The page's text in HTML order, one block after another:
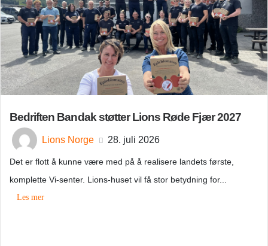
Bedriften Bandak støtter Lions Røde Fjær 2027
Lions Norge 28. juli 2026
Det er flott å kunne være med på å realisere landets første,
komplette Vi-senter. Lions-huset vil få stor betydning for...
Les mer